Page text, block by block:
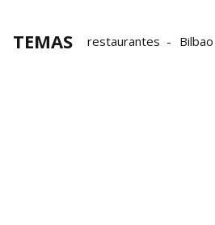
TEMAS restaurantes Bilbao